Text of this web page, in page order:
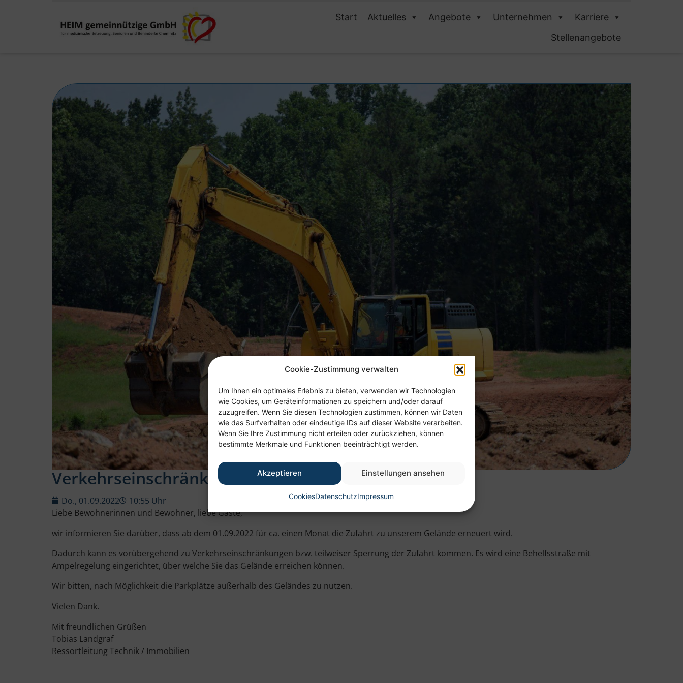
Cookie-Zustimmung verwalten
Um Ihnen ein optimales Erlebnis zu bieten, verwenden wir Technologien
wie Cookies, um Geräteinformationen zu speichern und/oder darauf
zuzugreifen. Wenn Sie diesen Technologien zustimmen, können wir Daten
wie das Surfverhalten oder eindeutige IDs auf dieser Website verarbeiten.
Wenn Sie Ihre Zustimmung nicht erteilen oder zurückziehen, können
bestimmte Merkmale und Funktionen beeinträchtigt werden.
Akzeptieren Einstellungen ansehen
CookiesDatenschutzImpressum
Start Aktuelles Angebote Unternehmen
Karriere
Stellenangebote
Verkehrseinschränkung
Do., 01.09.2022
10:55 Uhr
Liebe Bewohnerinnen und Bewohner, liebe Gäste,
wir informieren Sie darüber, dass ab dem 01.09.2022 für ca. einen Monat die Zufahrt zu unserem Gelände erneuert wird.
Dadurch kann es vorübergehend zu Verkehrseinschränkungen bzw. teilweiser Sperrung der Zufahrt kommen. Es wird eine Behelfsstraße mit
Ampelregelung eingerichtet, über welche Sie das Gelände erreichen können.
Wir bitten, nach Möglichkeit die Parkplätze außerhalb des Geländes zu nutzen.
Vielen Dank.
Mit freundlichen Grüßen
Tobias Landgraf
Ressortleitung Technik / Immobilien